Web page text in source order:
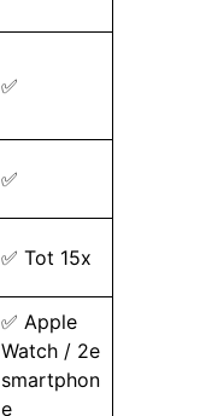
✅
✅
✅ Tot 15x
✅ Apple
Watch / 2e
smartphon
e